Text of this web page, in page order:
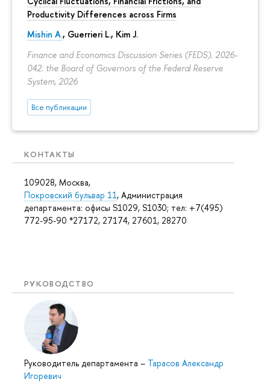
Productivity Differences across Firms
Mishin A., Guerrieri L., Kim J.
Finance and Economics Discussion Series (FEDS). 2026-
042. the Board of Governors of the Federal Reserve
System, 2026
Все публикации
КОНТАКТЫ
109028, Москва,
Покровский бульвар 11, Администрация
департамента: офисы S1029, S1030; тел: +7(495)
772-95-90 *27172, 27174, 27601, 28270
РУКОВОДСТВО
Руководитель департамента – Тарасов Александр
Игоревич